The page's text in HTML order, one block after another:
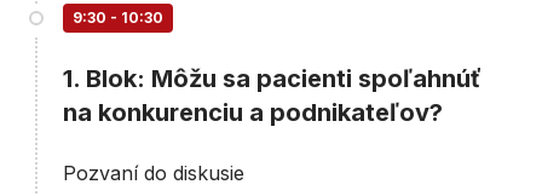
9:30 - 10:30
1. Blok: Môžu sa pacienti spoľahnúť
na konkurenciu a podnikateľov?
Pozvaní do diskusie